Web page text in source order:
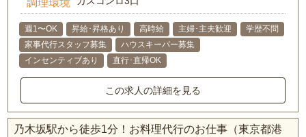
週1〜OK 昇給･昇格あり 高時給 主婦･主夫歓迎
学歴不問
家事代行スタッフ募集
ハウスキーパー募集
インセンティブあり
直行･直帰OK
この求人の詳細を見る
乃木坂駅から徒歩1分！お料理代行のお仕事（東京都港